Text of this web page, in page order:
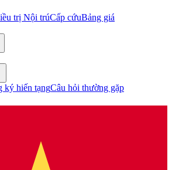
trị Nội trúCấp cứuBảng giá
ký hiến tạngCâu hỏi thường gặp